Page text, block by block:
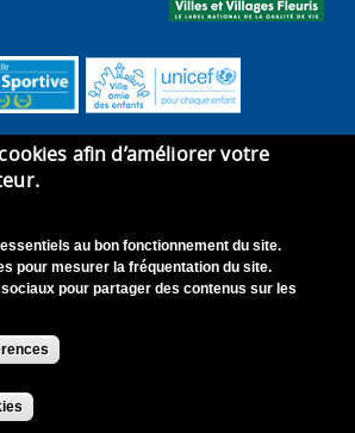
Contact
afin d’améliorer votre
au bon fonctionnement du site.
pour mesurer la fréquentation du site.
pour partager des contenus sur les